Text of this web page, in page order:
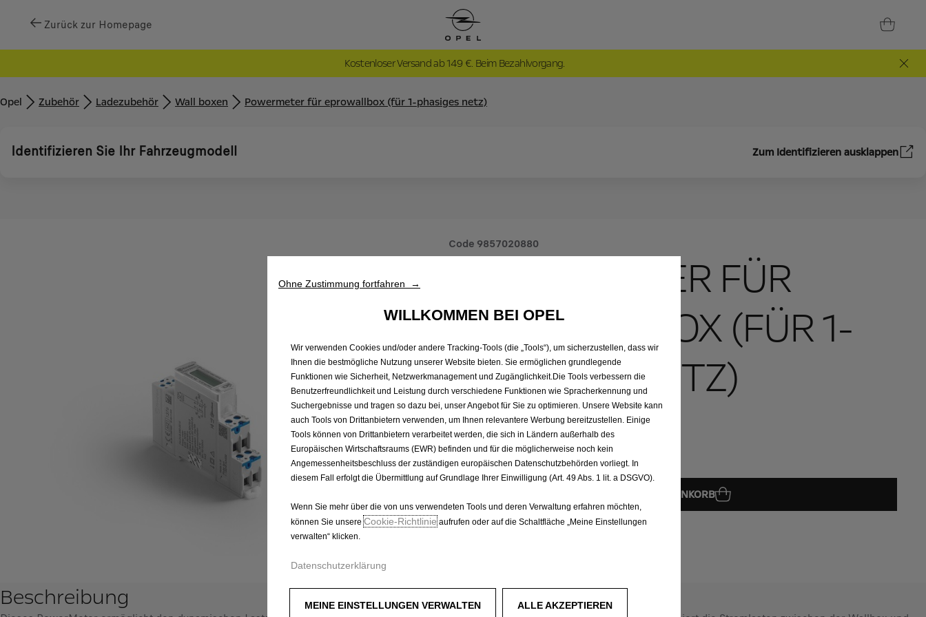
Zurück zur Homepage
Kostenloser Versand ab 149 €. Beim Bezahlvorgang.
Opel Zubehör​ Ladezubehör Wall boxen Powermeter für eprowallbox (für 1-phasiges netz)
Identifizieren Sie Ihr Fahrzeugmodell Zum Identifizieren ausklappen
Code 9857020880
POWERMETER FÜR
EPROWALLBOX (FÜR 1-
PHASIGES NETZ)
108,00 €
P
r
i
e
i
8
,
-
+
u
a
t
y
IN DEN WARENKORB
13/08
Beschreibung
Ohne Zustimmung fortfahren →
WILLKOMMEN BEI OPEL
Wir verwenden Cookies und/oder andere Tracking-Tools (die „Tools“), um sicherzustellen, dass wir
Ihnen die bestmögliche Nutzung unserer Website bieten. Sie ermöglichen grundlegende
Funktionen wie Sicherheit, Netzwerkmanagement und Zugänglichkeit.Die Tools verbessern die
Benutzerfreundlichkeit und Leistung durch verschiedene Funktionen wie Spracherkennung und
Suchergebnisse und tragen so dazu bei, unser Angebot für Sie zu optimieren. Unsere Website kann
auch Tools von Drittanbietern verwenden, um Ihnen relevantere Werbung bereitzustellen. Einige
Tools können von Drittanbietern verarbeitet werden, die sich in Ländern außerhalb des
Europäischen Wirtschaftsraums (EWR) befinden und für die möglicherweise noch kein
Angemessenheitsbeschluss der zuständigen europäischen Datenschutzbehörden vorliegt. In
diesem Fall erfolgt die Übermittlung auf Grundlage Ihrer Einwilligung (Art. 49 Abs. 1 lit. a DSGVO).
Wenn Sie mehr über die von uns verwendeten Tools und deren Verwaltung erfahren möchten,
können Sie unsereCookie‑Richtlinieaufrufen oder auf die Schaltfläche „Meine Einstellungen
verwalten“ klicken.
Datenschutzerklärung
MEINE EINSTELLUNGEN VERWALTEN ALLE AKZEPTIEREN